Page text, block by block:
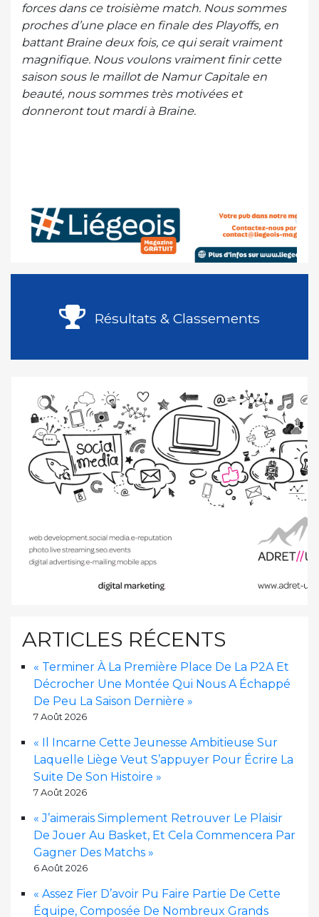
forces dans ce troisième match. Nous sommes
proches d’une place en finale des Playoffs, en
battant Braine deux fois, ce qui serait vraiment
magnifique. Nous voulons vraiment finir cette
saison sous le maillot de Namur Capitale en
beauté, nous sommes très motivées et
donneront tout mardi à Braine.
Résultats & Classements
ARTICLES RÉCENTS
« Terminer À La Première Place De La P2A Et
Décrocher Une Montée Qui Nous A Échappé
De Peu La Saison Dernière »
7 Août 2026
« Il Incarne Cette Jeunesse Ambitieuse Sur
Laquelle Liège Veut S’appuyer Pour Écrire La
Suite De Son Histoire »
7 Août 2026
« J’aimerais Simplement Retrouver Le Plaisir
De Jouer Au Basket, Et Cela Commencera Par
Gagner Des Matchs »
6 Août 2026
« Assez Fier D’avoir Pu Faire Partie De Cette
Équipe, Composée De Nombreux Grands